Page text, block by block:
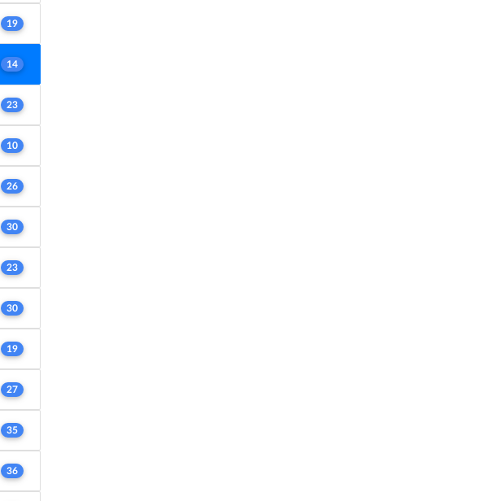
19
14
23
10
26
30
23
30
19
27
35
36